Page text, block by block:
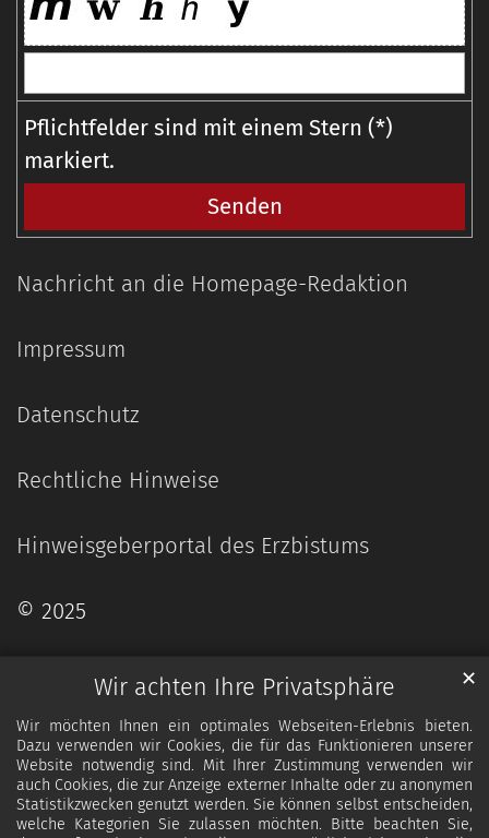
Wir achten Ihre Privatsphäre
Wir möchten Ihnen ein optimales Webseiten-Erlebnis bieten.
Dazu verwenden wir Cookies, die für das Funktionieren unserer
Website notwendig sind. Mit Ihrer Zustimmung verwenden wir
auch Cookies, die zur Anzeige externer Inhalte oder zu anonymen
Statistikzwecken genutzt werden. Sie können selbst entscheiden,
welche Kategorien Sie zulassen möchten. Bitte beachten Sie,
✕
Pflichtfelder sind mit einem Stern (*)
markiert.
Nachricht an die Homepage-Redaktion
Impressum
Datenschutz
Rechtliche Hinweise
Hinweisgeberportal des Erzbistums
© 2025